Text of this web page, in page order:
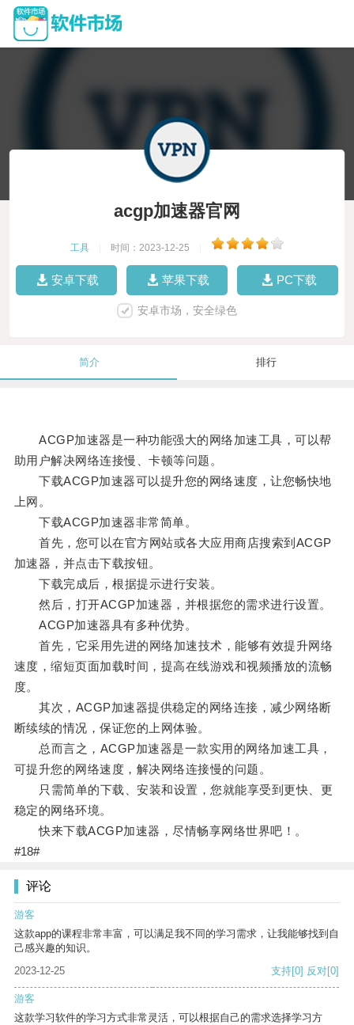
acgp加速器官网
工具 时间：2023-12-25
安卓下载 苹果下载 PC下载
安卓市场，安全绿色
简介 排行
ACGP加速器是一种功能强大的网络加速工具，可以帮
助用户解决网络连接慢、卡顿等问题。
下载ACGP加速器可以提升您的网络速度，让您畅快地
上网。
下载ACGP加速器非常简单。
首先，您可以在官方网站或各大应用商店搜索到ACGP
加速器，并点击下载按钮。
下载完成后，根据提示进行安装。
然后，打开ACGP加速器，并根据您的需求进行设置。
ACGP加速器具有多种优势。
首先，它采用先进的网络加速技术，能够有效提升网络
速度，缩短页面加载时间，提高在线游戏和视频播放的流畅
度。
其次，ACGP加速器提供稳定的网络连接，减少网络断
断续续的情况，保证您的上网体验。
总而言之，ACGP加速器是一款实用的网络加速工具，
可提升您的网络速度，解决网络连接慢的问题。
只需简单的下载、安装和设置，您就能享受到更快、更
稳定的网络环境。
快来下载ACGP加速器，尽情畅享网络世界吧！。
#18#
评论
游客
这款app的课程非常丰富，可以满足我不同的学习需求，让我能够找到自
己感兴趣的知识。
2023-12-25
支持[0] 反对[0]
游客
这款学习软件的学习方式非常灵活，可以根据自己的需求选择学习方